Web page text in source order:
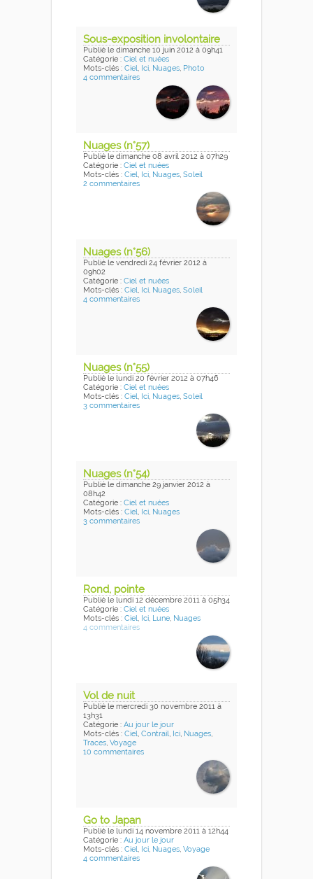
Sous-exposition involontaire
Publié le dimanche 10 juin 2012 à 09h41
Catégorie : Ciel et nuées
Mots-clés : Ciel, Ici, Nuages, Photo
4 commentaires
Nuages (n°57)
Publié le dimanche 08 avril 2012 à 07h29
Catégorie : Ciel et nuées
Mots-clés : Ciel, Ici, Nuages, Soleil
2 commentaires
Nuages (n°56)
Publié le vendredi 24 février 2012 à
09h02
Catégorie : Ciel et nuées
Mots-clés : Ciel, Ici, Nuages, Soleil
4 commentaires
Nuages (n°55)
Publié le lundi 20 février 2012 à 07h46
Catégorie : Ciel et nuées
Mots-clés : Ciel, Ici, Nuages, Soleil
3 commentaires
Nuages (n°54)
Publié le dimanche 29 janvier 2012 à
08h42
Catégorie : Ciel et nuées
Mots-clés : Ciel, Ici, Nuages
3 commentaires
Rond, pointe
Publié le lundi 12 décembre 2011 à 05h34
Catégorie : Ciel et nuées
Mots-clés : Ciel, Ici, Lune, Nuages
4 commentaires
Vol de nuit
Publié le mercredi 30 novembre 2011 à
13h31
Catégorie : Au jour le jour
Mots-clés : Ciel, Contrail, Ici, Nuages,
Traces, Voyage
10 commentaires
Go to Japan
Publié le lundi 14 novembre 2011 à 12h44
Catégorie : Au jour le jour
Mots-clés : Ciel, Ici, Nuages, Voyage
4 commentaires